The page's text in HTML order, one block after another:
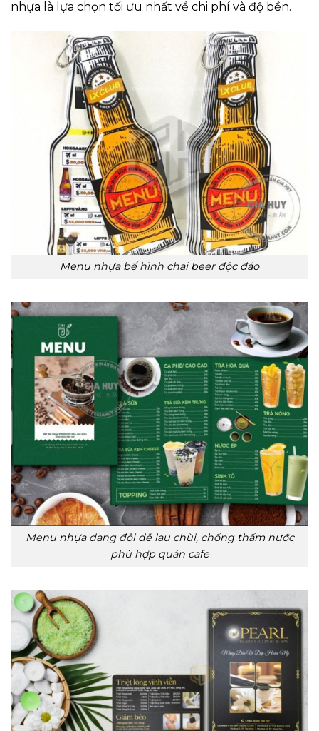
nhựa là lựa chọn tối ưu nhất về chi phí và độ bền.
Menu nhựa bế hình chai beer độc đáo
Menu nhựa dang đôi dễ lau chùi, chống thấm nước
phù hợp quán cafe